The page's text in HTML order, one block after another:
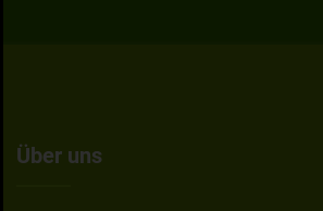
Über uns